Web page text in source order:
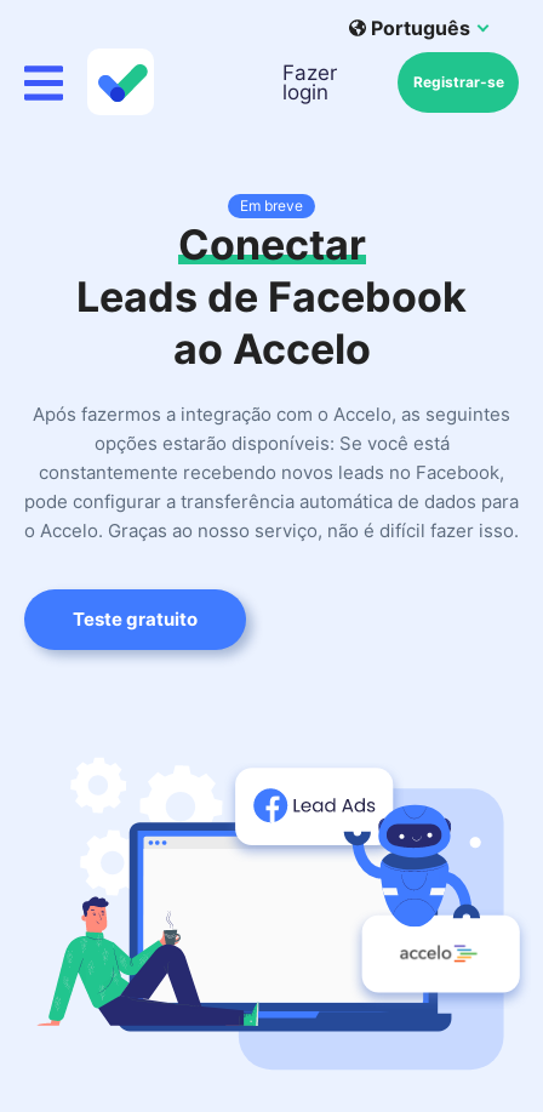
Português
Fazer
login
Registrar-se
Em breve
Conectar
Leads de Facebook
ao Accelo
Após fazermos a integração com o Accelo, as seguintes
opções estarão disponíveis: Se você está
constantemente recebendo novos leads no Facebook,
pode configurar a transferência automática de dados para
o Accelo. Graças ao nosso serviço, não é difícil fazer isso.
Teste gratuito